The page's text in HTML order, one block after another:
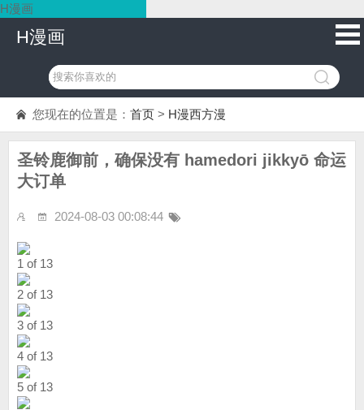
H漫画
H漫画
您现在的位置是： 首页 > H漫西方漫
圣铃鹿御前，确保没有 hamedori jikkyō 命运
大订单
2024-08-03 00:08:44
1 of 13
2 of 13
3 of 13
4 of 13
5 of 13